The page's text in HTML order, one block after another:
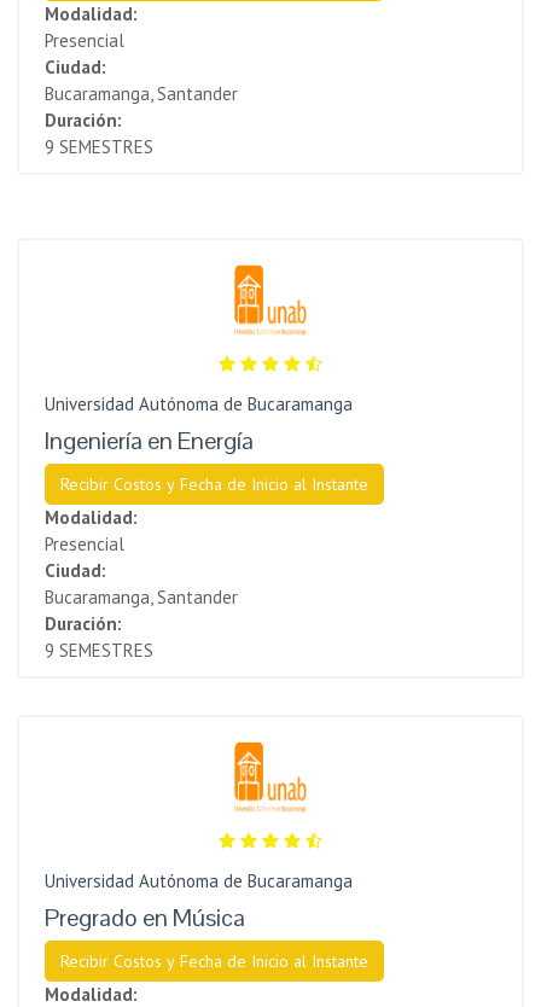
Modalidad:
Presencial
Ciudad:
Bucaramanga, Santander
Duración:
9 SEMESTRES
Universidad Autónoma de Bucaramanga
Ingeniería en Energía
Recibir Costos y Fecha de Inicio al Instante
Modalidad:
Presencial
Ciudad:
Bucaramanga, Santander
Duración:
9 SEMESTRES
Universidad Autónoma de Bucaramanga
Pregrado en Música
Recibir Costos y Fecha de Inicio al Instante
Modalidad: